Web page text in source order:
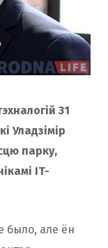
r
a
31
Уладзімір
парку,
IT-
было, але ён